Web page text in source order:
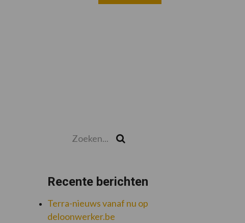
Recente berichten
Terra-nieuws vanaf nu op
deloonwerker.be